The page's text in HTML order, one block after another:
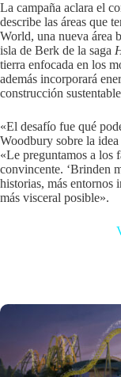
La campaña aclara el
describe las áreas que
World, una nueva área
isla de Berk de la saga
tierra enfocada en los
además incorporará
construcción
«El desafío fue qué
Woodbury sobre la
«Le preguntamos a los
convincente. ‘Brinden
historias, más entornos
más visceral posible».